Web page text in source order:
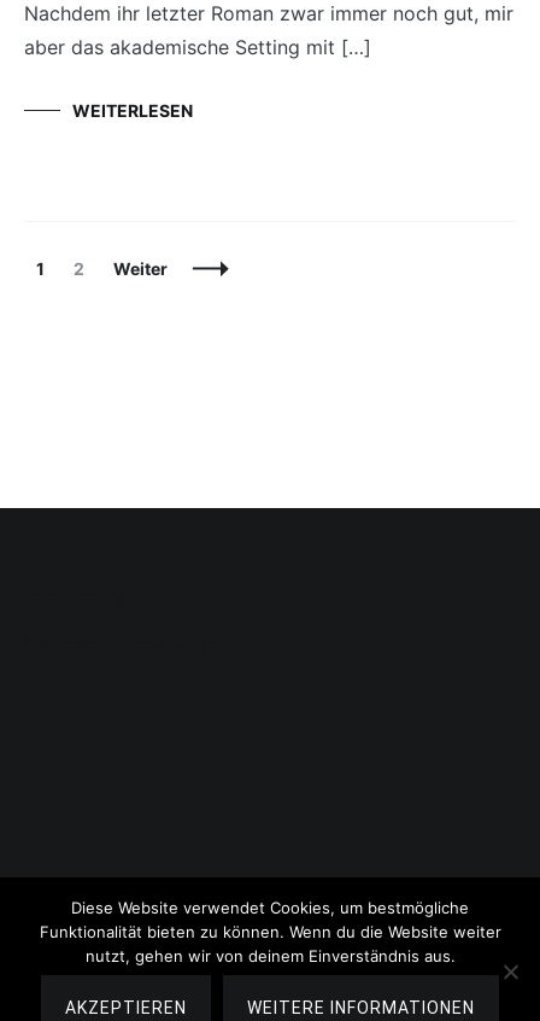
Nachdem ihr letzter Roman zwar immer noch gut, mir
aber das akademische Setting mit […]
WEITERLESEN
Beitragsnavigation
Seite
1 Seite
2 Weiter
Copyright © 2026Lauschige Lesezeit. All rights reserved.
Theme:Cenoteby ThemeGrill. Powered byWordPress.
Diese Website verwendet Cookies, um bestmögliche
Funktionalität bieten zu können. Wenn du die Website weiter
nutzt, gehen wir von deinem Einverständnis aus.
AKZEPTIEREN WEITERE INFORMATIONEN